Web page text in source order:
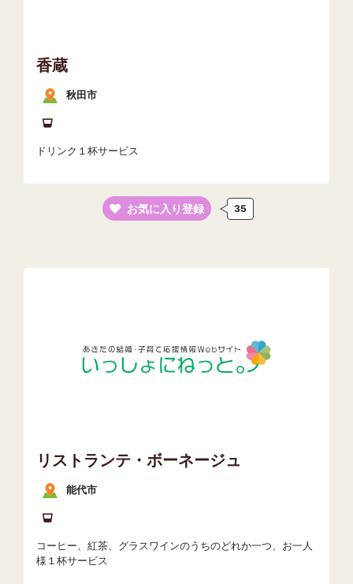
香蔵
秋田市
ドリンク１杯サービス
お気に入り登録 35
リストランテ・ボーネージュ
能代市
コーヒー、紅茶、グラスワインのうちのどれか一つ、お一人
様１杯サービス